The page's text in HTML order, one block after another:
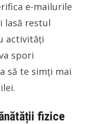
e-mailurile
lasă restul
activități
spori
să te simți mai
fizice